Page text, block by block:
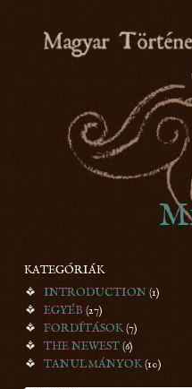
MTÍT
Skip to content
KATEGÓRIÁK
INTRODUCTION (1)
EGYÉB (27)
FORDÍTÁSOK(7)
THE NEWEST(6)
TANULMÁNYOK(10)